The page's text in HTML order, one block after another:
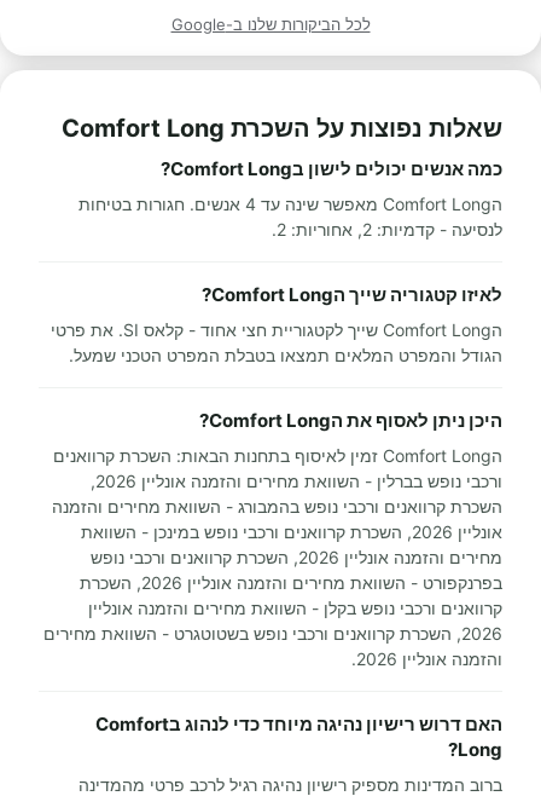
לכל הביקורות שלנו ב-Google
שאלות נפוצות על השכרת Comfort Long
כמה אנשים יכולים לישון בComfort Long?
הComfort Long מאפשר שינה עד 4 אנשים. חגורות בטיחות
לנסיעה - קדמיות: 2, אחוריות: 2.
לאיזו קטגוריה שייך הComfort Long?
הComfort Long שייך לקטגוריית חצי אחוד - קלאס SI. את פרטי
הגודל והמפרט המלאים תמצאו בטבלת המפרט הטכני שמעל.
היכן ניתן לאסוף את הComfort Long?
הComfort Long זמין לאיסוף בתחנות הבאות: השכרת קרוואנים
ורכבי נופש בברלין - השוואת מחירים והזמנה אונליין 2026,
השכרת קרוואנים ורכבי נופש בהמבורג - השוואת מחירים והזמנה
אונליין 2026, השכרת קרוואנים ורכבי נופש במינכן - השוואת
מחירים והזמנה אונליין 2026, השכרת קרוואנים ורכבי נופש
בפרנקפורט - השוואת מחירים והזמנה אונליין 2026, השכרת
קרוואנים ורכבי נופש בקלן - השוואת מחירים והזמנה אונליין
2026, השכרת קרוואנים ורכבי נופש בשטוטגרט - השוואת מחירים
והזמנה אונליין 2026.
האם דרוש רישיון נהיגה מיוחד כדי לנהוג בComfort
Long?
ברוב המדינות מספיק רישיון נהיגה רגיל לרכב פרטי מהמדינה